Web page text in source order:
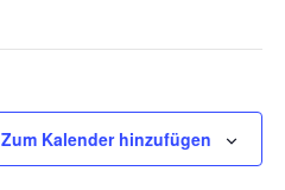
Zum Kalender hinzufügen